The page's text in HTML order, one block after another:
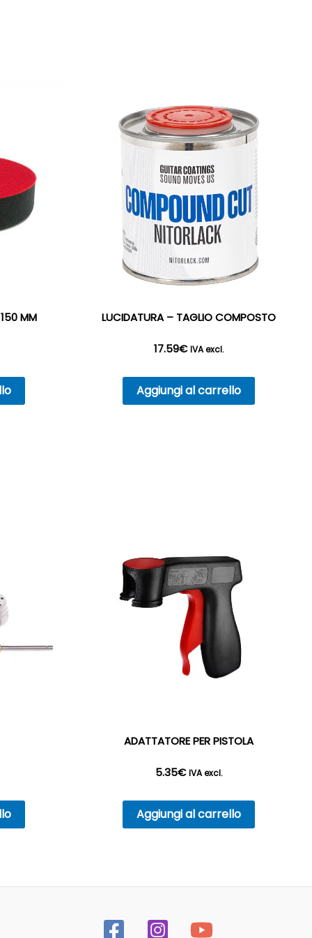
MM LUCIDATURA – TAGLIO COMPOSTO
17.59€ IVA excl.
Aggiungi al carrello
ADATTATORE PER PISTOLA
5.35€ IVA excl.
Aggiungi al carrello